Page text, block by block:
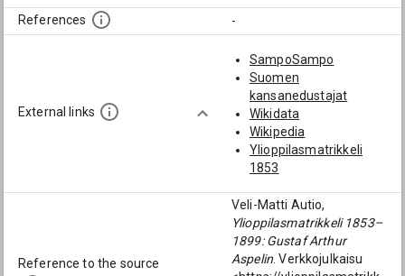
Suomen armeija]
Alli, August (1871-
1945): [Palv.;
Venäjän armeija;
Suomen armeija]
Hacklin, Karl Hjalmar
(1874-1946):
[majuri; Suomen
Berg, Andreas Karl
Alexander (1855-
1883): [Venäjän
armeija]
Kuorikoski, Otto
References -
External links
SampoSampo
Suomen
kansanedustajat
Wikidata
Wikipedia
Ylioppilasmatrikkeli
1853
Reference to the source
Veli-Matti Autio,
Ylioppilasmatrikkeli 1853–
1899: Gustaf Arthur
Aspelin . Verkkojulkaisu